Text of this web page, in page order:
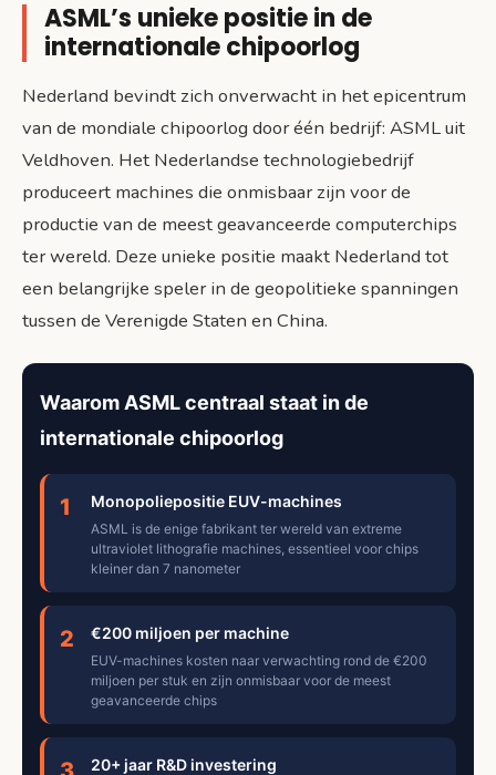
ASML’s unieke positie in de
internationale chipoorlog
Nederland bevindt zich onverwacht in het epicentrum
van de mondiale chipoorlog door één bedrijf: ASML uit
Veldhoven. Het Nederlandse technologiebedrijf
produceert machines die onmisbaar zijn voor de
productie van de meest geavanceerde computerchips
ter wereld. Deze unieke positie maakt Nederland tot
een belangrijke speler in de geopolitieke spanningen
tussen de Verenigde Staten en China.
Waarom ASML centraal staat in de
internationale chipoorlog
1 Monopoliepositie EUV-machines
ASML is de enige fabrikant ter wereld van extreme
ultraviolet lithografie machines, essentieel voor chips
kleiner dan 7 nanometer
2 €200 miljoen per machine
EUV-machines kosten naar verwachting rond de €200
miljoen per stuk en zijn onmisbaar voor de meest
geavanceerde chips
20+ jaar R&D investering